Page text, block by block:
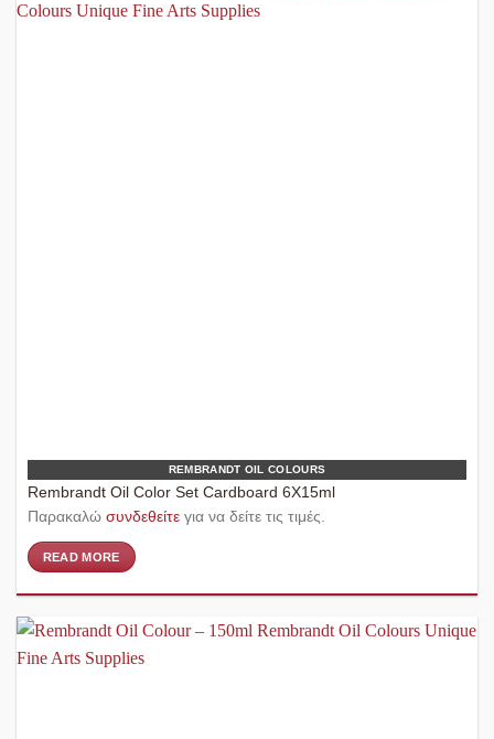
REMBRANDT OIL COLOURS
Rembrandt Oil Color Set Cardboard 6X15ml
Παρακαλώ συνδεθείτεγια να δείτε τις τιμές.
READ MORE